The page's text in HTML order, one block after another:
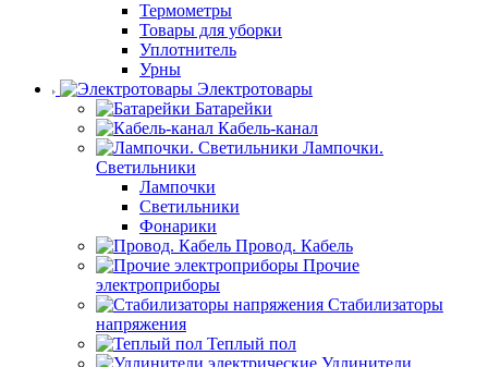
Термометры
Товары для уборки
Уплотнитель
Урны
Электротовары
Батарейки
Кабель-канал
Лампочки.
Светильники
Лампочки
Светильники
Фонарики
Провод. Кабель
Прочие
электроприборы
Стабилизаторы
напряжения
Теплый пол
Удлинители